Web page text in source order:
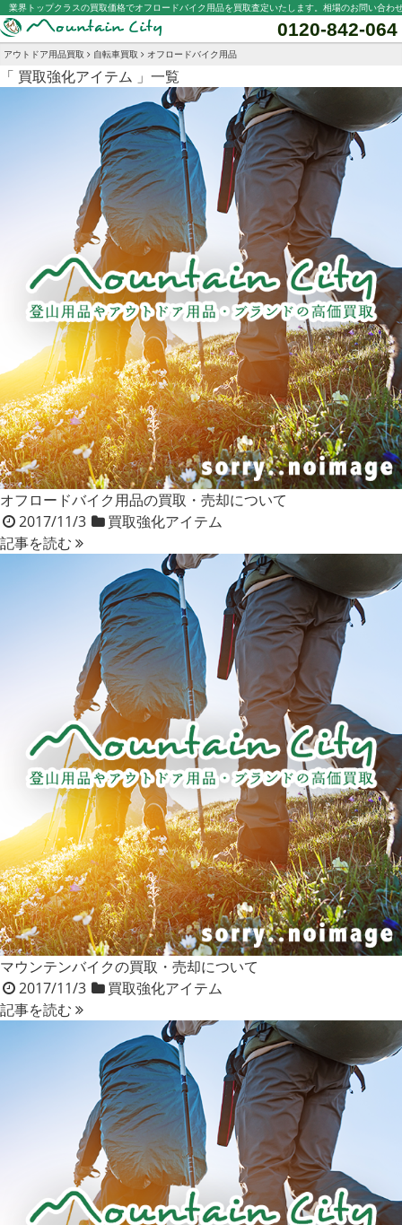
業界トップクラスの買取価格でオフロードバイク用品を買取査定いたします。相場のお問い合わ
0120-842-064
アウトドア用品買取 自転車買取 オフロードバイク用品
「 買取強化アイテム 」一覧
オフロードバイク用品の買取・売却について
2017/11/3
買取強化アイテム
記事を読む
マウンテンバイクの買取・売却について
2017/11/3
買取強化アイテム
記事を読む